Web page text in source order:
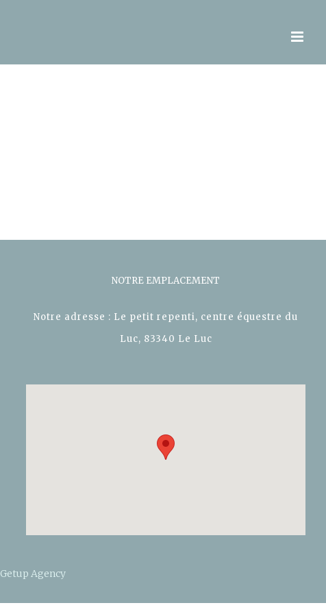
NOTRE EMPLACEMENT
Notre adresse : Le petit repenti, centre équestre du
Luc, 83340 Le Luc
Getup Agency